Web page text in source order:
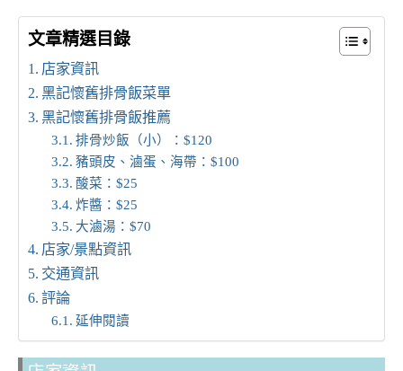
文章精選目錄
店家資訊
黑記懷舊排骨飯菜單
黑記懷舊排骨飯推薦
排骨炒飯（小）：$120
豬頭皮、滷蛋、海帶：$100
酸菜：$25
炸醬：$25
大滷湯：$70
店家/景點資訊
交通資訊
評論
延伸閱讀